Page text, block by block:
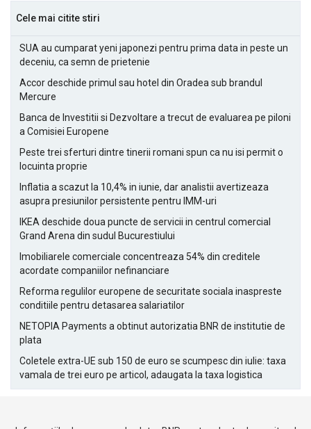
Cele mai citite stiri
SUA au cumparat yeni japonezi pentru prima data in peste un
deceniu, ca semn de prietenie
Accor deschide primul sau hotel din Oradea sub brandul
Mercure
Banca de Investitii si Dezvoltare a trecut de evaluarea pe piloni
a Comisiei Europene
Peste trei sferturi dintre tinerii romani spun ca nu isi permit o
locuinta proprie
Inflatia a scazut la 10,4% in iunie, dar analistii avertizeaza
asupra presiunilor persistente pentru IMM-uri
IKEA deschide doua puncte de servicii in centrul comercial
Grand Arena din sudul Bucurestiului
Imobiliarele comerciale concentreaza 54% din creditele
acordate companiilor nefinanciare
Reforma regulilor europene de securitate sociala inaspreste
conditiile pentru detasarea salariatilor
NETOPIA Payments a obtinut autorizatia BNR de institutie de
plata
Coletele extra-UE sub 150 de euro se scumpesc din iulie: taxa
vamala de trei euro pe articol, adaugata la taxa logistica